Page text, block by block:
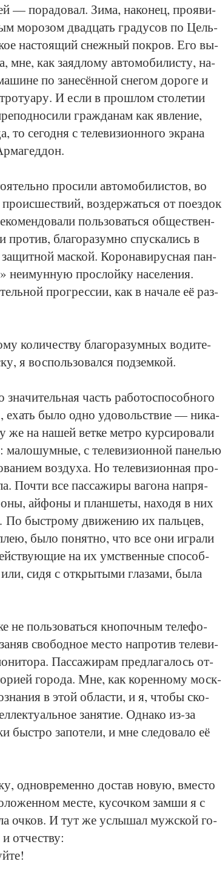
— по­ра­до­вал. Зи­ма, на­ко­нец, про­яви­
мо­ро­зом двад­цать гра­ду­сов по Цель­
на­сто­я­щий снеж­ный по­кров. Его вы­
мне, как за­яд­ло­му ав­то­мо­би­лис­ту, на­
по за­не­сён­ной сне­гом до­ро­ге и
И если в про­ш­лом сто­ле­тии
граж­да­нам как яв­ле­ние,
то се­год­ня с те­ле­ви­зи­он­но­го эк­ра­на
про­си­ли ав­то­мо­би­лис­тов, во
воз­дер­жать­ся от по­ез­док
поль­зо­вать­ся об­щест­вен­
про­тив, бла­го­ра­зум­но спус­ка­лись в
за­щит­ной мас­кой. Ко­ро­на­ви­рус­ная пан­
не­имун­ную про­слой­ку на­се­ле­ния.
про­грес­сии, как в на­ча­ле её раз­
ко­ли­чест­ву бла­го­ра­зум­ных во­ди­те­
я вос­поль­зо­вал­ся под­зем­кой.
часть ра­бо­то­с­по­соб­но­го
ехать бы­ло од­но удо­вольст­вие — ни­ка­
же на на­шей вет­ке мет­ро кур­си­ро­ва­ли
с те­ле­ви­зи­он­ной па­нелью
воз­ду­ха. Но те­ле­ви­зи­он­ная про­
Поч­ти все пас­са­жи­ры ва­го­на на­пря­
ай­фо­ны и план­ше­ты, на­хо­дя в них
По быст­ро­му дви­же­нию их паль­цев,
бы­ло по­нят­но, что все они иг­ра­ли
на их умст­вен­ные спо­соб­
си­дя с от­кры­ты­ми гла­за­ми, бы­ла
не поль­зо­вать­ся кно­поч­ным те­ле­фо­
сво­бод­ное мес­то на­про­тив те­ле­ви­
Пас­са­жи­рам пред­ла­га­лось от­
го­ро­да. Мне, как ко­рен­но­му моск­
в этой об­лас­ти, и я, что­бы ско­
за­ня­тие. Од­на­ко из-за
быст­ро за­по­те­ли, и мне сле­до­ва­ло её
од­нов­ре­мен­но до­став но­вую, вмес­то
мес­те, ку­соч­ком зам­ши я с
оч­ков. И тут же услы­шал муж­ской го­
от­чест­ву: